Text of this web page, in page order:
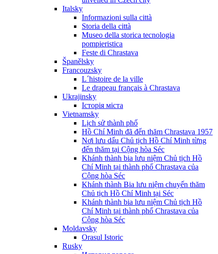
Italsky
Informazioni sulla città
Storia della città
Museo della storica tecnologia
pompieristica
Feste di Chrastava
Španělsky
Francouzsky
L´histoire de la ville
Le drapeau français à Chrastava
Ukrajinsky
Історія міста
Vietnamsky
Lịch sử thành phố
Hồ Chí Minh đã đến thăm Chrastava 1957
Nơi lưu dấu Chủ tịch Hồ Chí Minh từng
đến thăm tại Cộng hòa Séc
Khánh thành bia lưu niệm Chủ tịch Hồ
Chí Minh tại thành phố Chrastava của
Cộng hòa Séc
Khánh thành Bia lưu niệm chuyến thăm
Chủ tịch Hồ Chí Minh tại Séc
Khánh thành bia lưu niệm Chủ tịch Hồ
Chí Minh tại thành phố Chrastava của
Cộng hòa Séc
Moldavsky
Orasul Istoric
Rusky